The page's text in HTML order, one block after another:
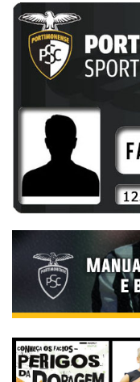
equipa sénior de
Trocando o campo de
plateia com uma
de família que se vive no
DesportoPara coroar
reservou uma aparição
futsal e
tempos da modalidade,
homenagem. O tributo à
Arena, servindo de
presentes na sala.A
amanhã e com uma
defendem as cores do